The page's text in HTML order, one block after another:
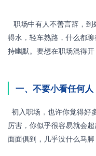
得水，轻车熟路，什么都
持幽默。要想在职场混得
一、不要小看任何人
厉害，你似乎很容易就会
面面俱到，几乎没什么马脚